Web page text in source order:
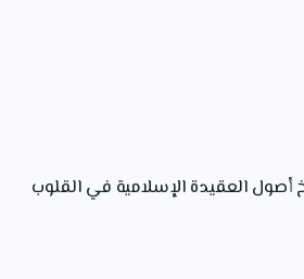
العقيدة الإسلامية في القلوب